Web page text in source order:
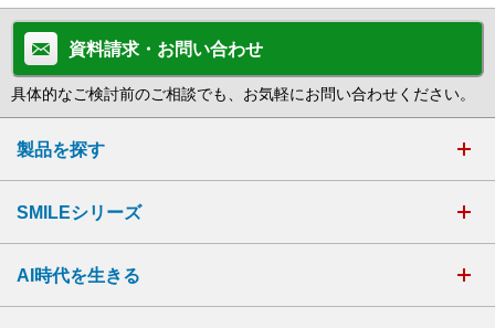
資料請求・お問い合わせ
具体的なご検討前のご相談でも、お気軽にお問い合わせください。
製品を探す
SMILEシリーズ
AI時代を生きる